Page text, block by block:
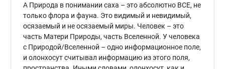
А Природа в понимании саха – это абсолютно ВСЕ, не
только флора и фауна. Это видимый и невидимый,
осязаемый и не осязаемый миры. Человек – это
часть Матери Природы, часть Вселенной. У человека
с Природой/Вселенной – одно информационное поле,
и олонхосут считывал информацию из этого поля,